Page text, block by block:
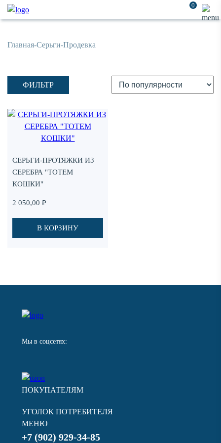
0
Главная-Серьги-Продевка
ФИЛЬТР
Add
СЕРЬГИ-ПРОТЯЖКИ ИЗ
СЕРЕБРА "ТОТЕМ
КОШКИ"
2 050,00 ₽
В КОРЗИНУ
Мы в соцсетях:
ПОКУПАТЕЛЯМ
УГОЛОК ПОТРЕБИТЕЛЯ
МЕНЮ
+7 (902) 929-34-85